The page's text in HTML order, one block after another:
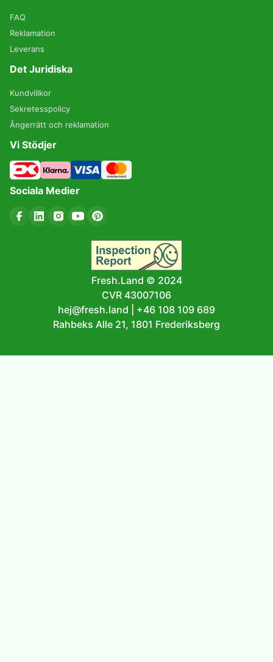
FAQ
Reklamation
Leverans
Det Juridiska
Kundvillkor
Sekretesspolicy
Ångerrätt och reklamation
Vi Stödjer
Sociala Medier
Fresh.Land © 2024
CVR 43007106
hej@fresh.land
+46 108 109 689
Rahbeks Alle 21, 1801 Frederiksberg